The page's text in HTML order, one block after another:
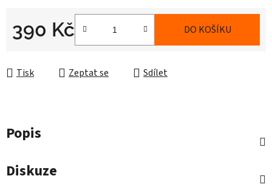
390 Kč DO KOŠÍKU
Tisk Zeptat se Sdílet
Popis
Diskuze